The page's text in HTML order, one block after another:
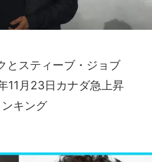
とスティーブ・ジョブ
11月23日カナダ急上昇
ンキング